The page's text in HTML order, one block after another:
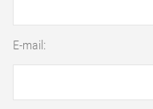
E-mail: